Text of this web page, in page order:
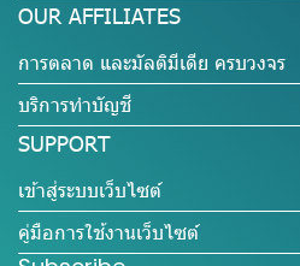
OUR AFFILIATES
การตลาด และมัลติมีเดีย ครบวงจร
บริการทำบัญชี
SUPPORT
เข้าสู่ระบบเว็บไซต์
คู่มือการใช้งานเว็บไซต์